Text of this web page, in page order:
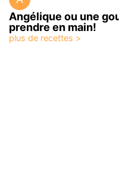
Angélique ou une
prendre en main!